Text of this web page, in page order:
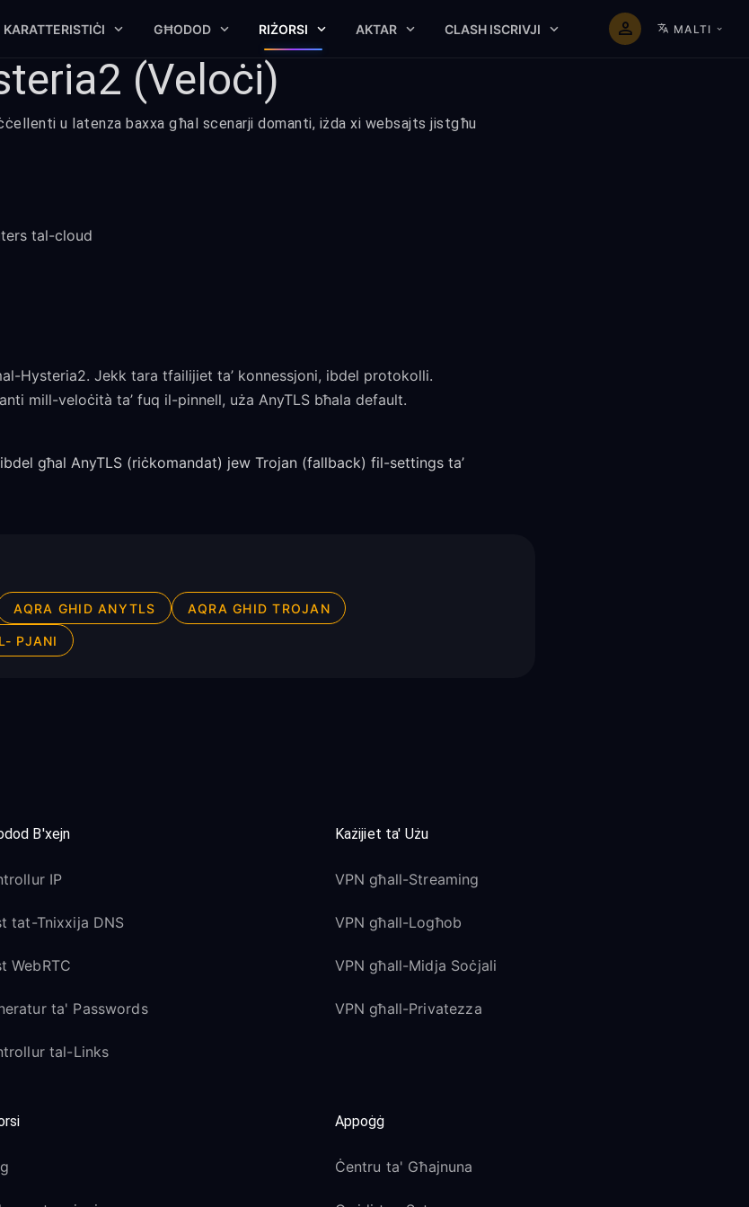
KARATTERISTIĊI GĦODOD RIŻORSI AKTAR CLASH ISCRIVJI MALTI
(Veloċi)
u latenza baxxa għal scenarji domanti, iżda xi websajts jistgħu
tal-cloud
Hysteria2. Jekk tara tfailijiet ta’ konnessjoni, ibdel protokolli.
mill-veloċità ta’ fuq il-pinnell, uża AnyTLS bħala default.
għal AnyTLS (riċkomandat) jew Trojan (fallback) fil-settings ta’
AQRA GHID ANYTLS AQRA GHID TROJAN
PJANI
B'xejn
IP
tat-Tnixxija DNS
WebRTC
ta' Passwords
tal-Links
Każijiet ta' Użu
VPN għall-Streaming
VPN għall-Logħob
VPN għall-Midja Soċjali
VPN għall-Privatezza
Appoġġ
Ċentru ta' Għajnuna